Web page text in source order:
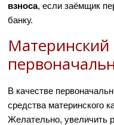
взноса, если заёмщик
банку.
Материнский
В качестве
средства материнского
Желательно, увеличить